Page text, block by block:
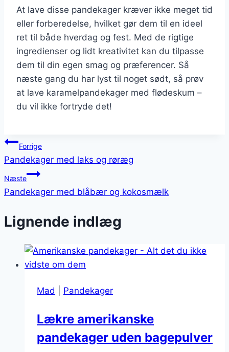
At lave disse pandekager kræver ikke meget tid
eller forberedelse, hvilket gør dem til en ideel
ret til både hverdag og fest. Med de rigtige
ingredienser og lidt kreativitet kan du tilpasse
dem til din egen smag og præferencer. Så
næste gang du har lyst til noget sødt, så prøv
at lave karamelpandekager med flødeskum –
du vil ikke fortryde det!
Indlægsnavigation
Forrige
Pandekager med laks og røræg
Næste
Pandekager med blåbær og kokosmælk
Lignende indlæg
Mad Pandekager
Lækre amerikanske
pandekager uden bagepulver